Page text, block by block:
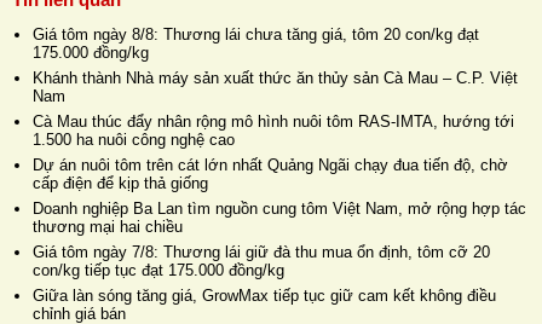
Giá tôm ngày 8/8: Thương lái chưa tăng giá, tôm 20 con/kg đạt
175.000 đồng/kg
Khánh thành Nhà máy sản xuất thức ăn thủy sản Cà Mau – C.P. Việt
Nam
Cà Mau thúc đẩy nhân rộng mô hình nuôi tôm RAS-IMTA, hướng tới
1.500 ha nuôi công nghệ cao
Dự án nuôi tôm trên cát lớn nhất Quảng Ngãi chạy đua tiến độ, chờ
cấp điện để kịp thả giống
Doanh nghiệp Ba Lan tìm nguồn cung tôm Việt Nam, mở rộng hợp tác
thương mại hai chiều
Giá tôm ngày 7/8: Thương lái giữ đà thu mua ổn định, tôm cỡ 20
con/kg tiếp tục đạt 175.000 đồng/kg
Giữa làn sóng tăng giá, GrowMax tiếp tục giữ cam kết không điều
chỉnh giá bán